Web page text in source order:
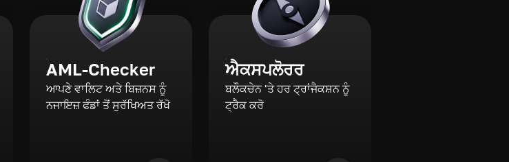
AML-Checker
ਆਪਣੇ ਵਾਲਿਟ ਅਤੇ ਬਿਜ਼ਨਸ ਨੂੰ
ਨਜਾਇਜ਼ ਫੰਡਾਂ ਤੋਂ ਸੁਰੱਖਿਅਤ ਰੱਖੋ
ਐਕਸਪਲੋਰਰ
ਬਲੌਕਚੇਨ 'ਤੇ ਹਰ ਟ੍ਰਾਂਜੈਕਸ਼ਨ ਨੂੰ
ਟ੍ਰੈਕ ਕਰੋ